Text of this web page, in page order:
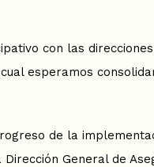
con las direcciones
esperamos
de la
General de